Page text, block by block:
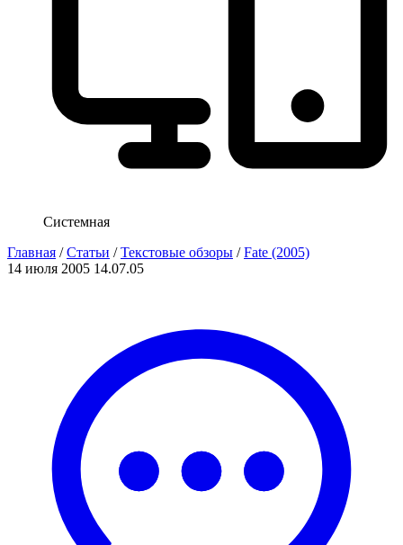
Системная
Главная /Статьи /Текстовые обзоры /Fate (2005)
14 июля 2005 14.07.05